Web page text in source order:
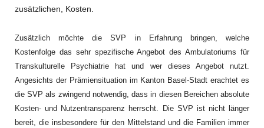
zusätzlichen, Kosten.
Zusätzlich möchte die SVP in Erfahrung bringen, welche
Kostenfolge das sehr spezifische Angebot des Ambulatoriums für
Transkulturelle Psychiatrie hat und wer dieses Angebot nutzt.
Angesichts der Prämiensituation im Kanton Basel-Stadt erachtet es
die SVP als zwingend notwendig, dass in diesen Bereichen absolute
Kosten- und Nutzentransparenz herrscht. Die SVP ist nicht länger
bereit, die insbesondere für den Mittelstand und die Familien immer